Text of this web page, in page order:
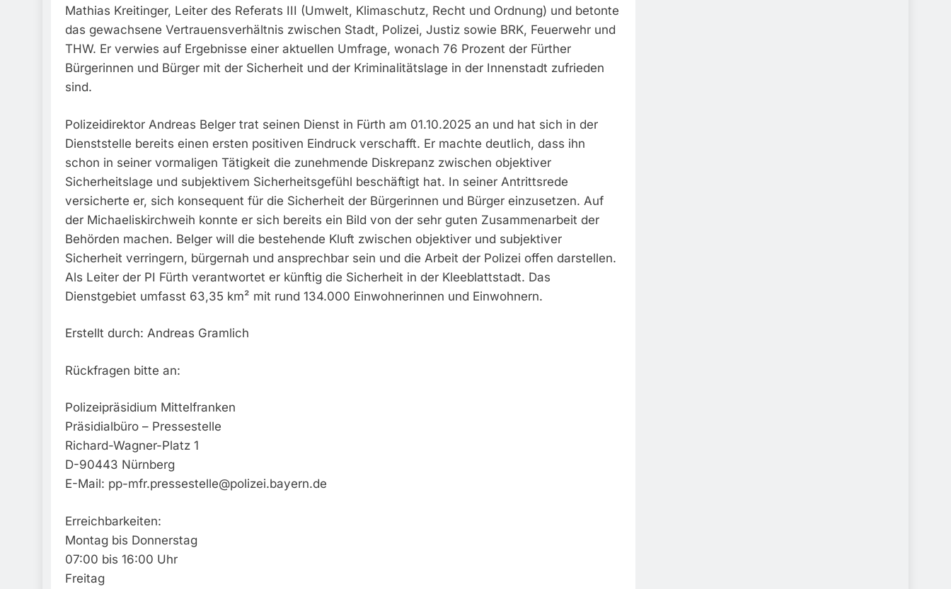
Mathias Kreitinger, Leiter des Referats III (Umwelt, Klimaschutz, Recht und Ordnung) und betonte
das gewachsene Vertrauensverhältnis zwischen Stadt, Polizei, Justiz sowie BRK, Feuerwehr und
THW. Er verwies auf Ergebnisse einer aktuellen Umfrage, wonach 76 Prozent der Fürther
Bürgerinnen und Bürger mit der Sicherheit und der Kriminalitätslage in der Innenstadt zufrieden
sind.
Polizeidirektor Andreas Belger trat seinen Dienst in Fürth am 01.10.2025 an und hat sich in der
Dienststelle bereits einen ersten positiven Eindruck verschafft. Er machte deutlich, dass ihn
schon in seiner vormaligen Tätigkeit die zunehmende Diskrepanz zwischen objektiver
Sicherheitslage und subjektivem Sicherheitsgefühl beschäftigt hat. In seiner Antrittsrede
versicherte er, sich konsequent für die Sicherheit der Bürgerinnen und Bürger einzusetzen. Auf
der Michaeliskirchweih konnte er sich bereits ein Bild von der sehr guten Zusammenarbeit der
Behörden machen. Belger will die bestehende Kluft zwischen objektiver und subjektiver
Sicherheit verringern, bürgernah und ansprechbar sein und die Arbeit der Polizei offen darstellen.
Als Leiter der PI Fürth verantwortet er künftig die Sicherheit in der Kleeblattstadt. Das
Dienstgebiet umfasst 63,35 km² mit rund 134.000 Einwohnerinnen und Einwohnern.
Erstellt durch: Andreas Gramlich
Rückfragen bitte an:
Polizeipräsidium Mittelfranken
Präsidialbüro – Pressestelle
Richard-Wagner-Platz 1
D-90443 Nürnberg
E-Mail: pp-mfr.pressestelle@polizei.bayern.de
Erreichbarkeiten:
Montag bis Donnerstag
07:00 bis 16:00 Uhr
Freitag